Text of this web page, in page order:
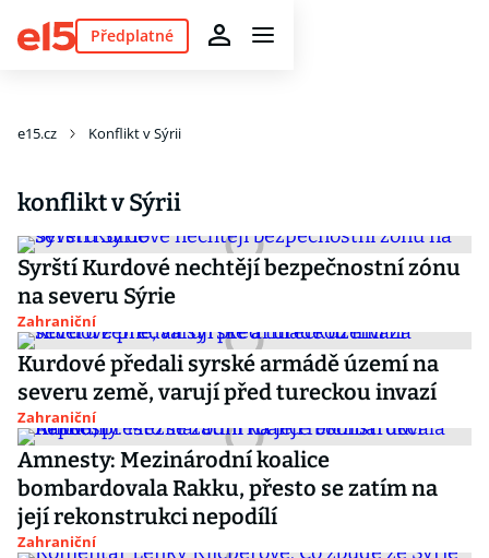
Předplatné
e15.cz Konflikt v Sýrii
konflikt v Sýrii
Syrští Kurdové nechtějí bezpečnostní zónu
na severu Sýrie
Zahraniční
Kurdové předali syrské armádě území na
severu země, varují před tureckou invazí
Zahraniční
Amnesty: Mezinárodní koalice
bombardovala Rakku, přesto se zatím na
její rekonstrukci nepodílí
Zahraniční